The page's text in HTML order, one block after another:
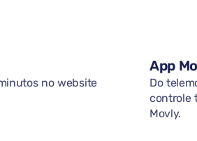
no website
App
Do
controle
Movly.